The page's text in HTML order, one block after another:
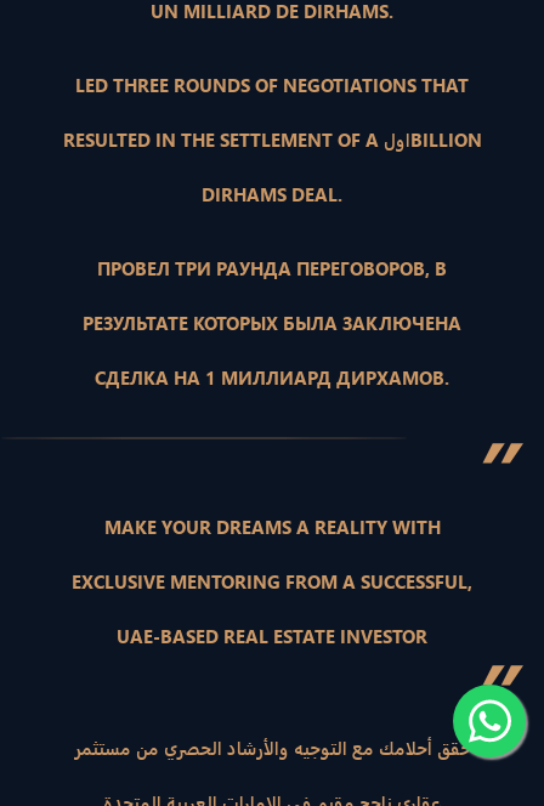
UN MILLIARD DE DIRHAMS.
LED THREE ROUNDS OF NEGOTIATIONS THAT
RESULTED IN THE SETTLEMENT OF A اولBILLION
DIRHAMS DEAL.
ПРОВЕЛ ТРИ РАУНДА ПЕРЕГОВОРОВ, В
РЕЗУЛЬТАТЕ КОТОРЫХ БЫЛА ЗАКЛЮЧЕНА
СДЕЛКА НА 1 МИЛЛИАРД ДИРХАМОВ.
”
MAKE YOUR DREAMS A REALITY WITH
EXCLUSIVE MENTORING FROM A SUCCESSFUL,
UAE-BASED REAL ESTATE INVESTOR ”حقق أحلامك مع التوجيه والأرشاد الحصري من مستثمر